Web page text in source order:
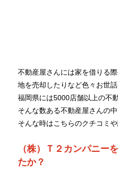
不動産屋さんには家を借りる
地を売却したりなど色々お世話
福岡県には5000店舗以上の不
そんな数ある不動産屋さんの
そんな時はこちらのクチコミ
（株）Ｔ２カンパニー
たか？